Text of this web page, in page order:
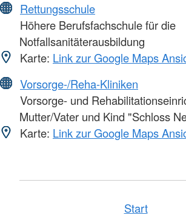
Rettungsschule
Höhere Berufsfachschule für die
Notfallsanitäterausbildung
Karte: Link zur Google Maps
Vorsorge-/Reha-Kliniken
Vorsorge- und
Mutter/Vater und Kind "Schloss
Karte: Link zur Google Maps
Start